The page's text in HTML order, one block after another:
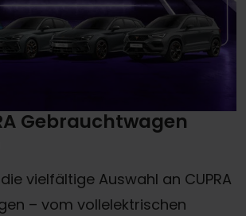
Gebrauchtwagen
vielfältige Auswahl an CUPRA
– vom vollelektrischen